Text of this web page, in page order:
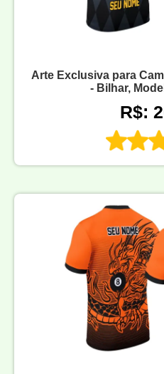
Arte Exclusiva para
- Bilhar,
R$: